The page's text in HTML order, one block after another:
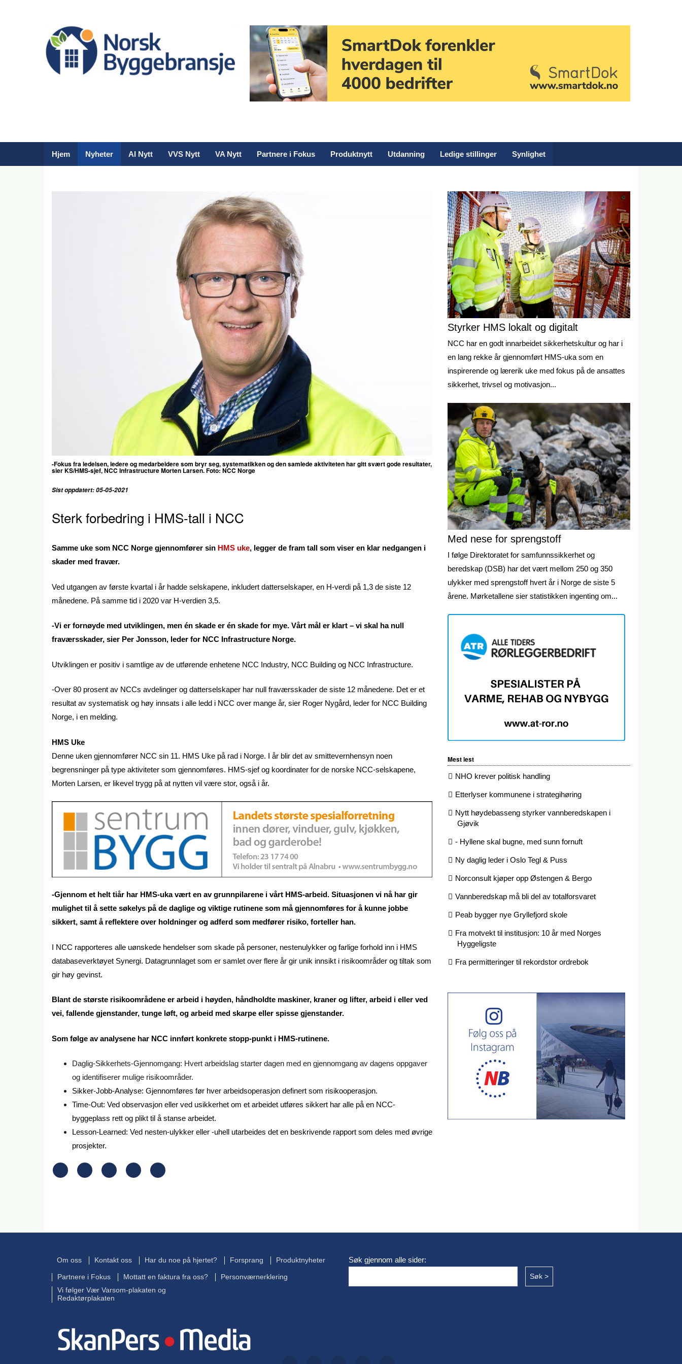
Hjem Nyheter AI Nytt VVS Nytt VA Nytt Partnere i Fokus Produktnytt Utdanning Ledige stillinger Synlighet
-Fokus fra ledelsen, ledere og medarbeidere som bryr seg, systematikken og den samlede aktiviteten har gitt svært gode resultater,
sierKS/HMS-sjef, NCC InfrastructureMorten Larsen. Foto: NCC Norge
Sist oppdatert: 05-05-2021
Sterk forbedring i HMS-tall i NCC
Samme uke som NCC Norge gjennomfører sin HMS uke, legger de fram tall som viser en klar nedgangen i
skader med fravær.
Ved utgangen av første kvartal i år hadde selskapene, inkludert datterselskaper, en H-verdi på 1,3 de siste 12
månedene. På samme tid i 2020 var H-verdien 3,5.
-Vi er fornøyde med utviklingen, men én skade er én skade for mye. Vårt mål er klart – vi skal ha null
fraværsskader, sier Per Jonsson, leder for NCC Infrastructure Norge.
Utviklingen er positiv i samtlige av de utførende enhetene NCC Industry, NCC Building og NCC Infrastructure.
-Over 80 prosent av NCCs avdelinger og datterselskaper har null fraværsskader de siste 12 månedene. Det er et
resultat av systematisk og høy innsats i alle ledd i NCC over mange år, sier Roger Nygård, leder for NCC Building
Norge, i en melding.
HMS Uke
Denne uken gjennomfører NCC sin 11. HMS Uke på rad i Norge. I år blir det av smittevernhensyn noen
begrensninger på type aktiviteter som gjennomføres. HMS-sjef og koordinater for de norske NCC-selskapene,
Morten Larsen, er likevel trygg på at nytten vil være stor, også i år.
-Gjennom et helt tiår har HMS-uka vært en av grunnpilarene i vårt HMS-arbeid. Situasjonen vi nå har gir
mulighet til å sette søkelys på de daglige og viktige rutinene som må gjennomføres for å kunne jobbe
sikkert, samt å reflektere over holdninger og adferd som medfører risiko, forteller han.
I NCC rapporteres alle uønskede hendelser som skade på personer, nestenulykker og farlige forhold inn i HMS
databaseverktøyet Synergi. Datagrunnlaget som er samlet over flere år gir unik innsikt i risikoområder og tiltak som
gir høy gevinst.
Blant de største risikoområdene er arbeid i høyden, håndholdte maskiner, kraner og lifter, arbeid i eller ved
vei, fallende gjenstander, tunge løft, og arbeid med skarpe eller spisse gjenstander.
Som følge av analysene har NCC innført konkrete stopp-punkt i HMS-rutinene.
Daglig-Sikkerhets-Gjennomgang: Hvert arbeidslag starter dagen med en gjennomgang av dagens oppgaver
og identifiserer mulige risikoområder.
Sikker-Jobb-Analyse: Gjennomføres før hver arbeidsoperasjon definert som risikooperasjon.
Time-Out: Ved observasjon eller ved usikkerhet om et arbeidet utføres sikkert har alle på en NCC-
byggeplass rett og plikt til å stanse arbeidet.
Lesson-Learned: Ved nesten-ulykker eller -uhell utarbeides det en beskrivende rapport som deles med øvrige
prosjekter.
Styrker HMS lokalt og digitalt
NCC har en godt innarbeidet sikkerhetskultur og har i
en lang rekke år gjennomført HMS-uka som en
inspirerende og lærerik uke med fokus på de ansattes
sikkerhet, trivsel og motivasjon...
Med nese for sprengstoff
I følge Direktoratet for samfunnssikkerhet og
beredskap (DSB) har det vært mellom 250 og 350
ulykker med sprengstoff hvert år i Norge de siste 5
årene. Mørketallene sier statistikken ingenting om...
Mest lest
NHO krever politisk handling
Etterlyser kommunene i strategihøring
Nytt høydebasseng styrker vannberedskapen i
Gjøvik
- Hyllene skal bugne, med sunn fornuft
Ny daglig leder i Oslo Tegl & Puss
Norconsult kjøper opp Østengen & Bergo
Vannberedskap må bli del av totalforsvaret
Peab bygger nye Gryllefjord skole
Fra motvekt til institusjon: 10 år med Norges
Hyggeligste
Fra permitteringer til rekordstor ordrebok
Om oss Kontakt oss Har du noe på hjertet? Forsprang Produktnyheter
Partnere i Fokus Mottatt en faktura fra oss?
Personværnerklering
Vi følger Vær Varsom-plakaten og
Redaktørplakaten
Søk gjennom alle sider: